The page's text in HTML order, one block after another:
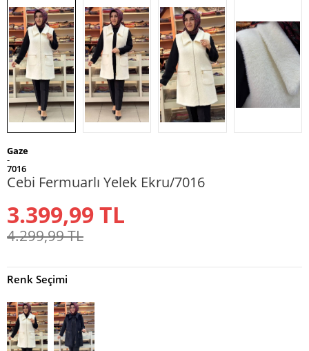
Gaze
-
7016
Cebi Fermuarlı Yelek Ekru/7016
3.399,99TL
4.299,99TL
Renk Seçimi